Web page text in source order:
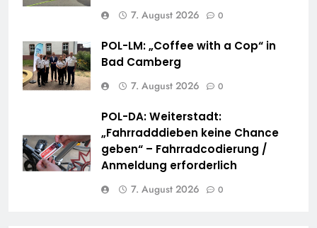
7. August 2026 0
POL-LM: „Coffee with a Cop“ in
Bad Camberg
7. August 2026 0
POL-DA: Weiterstadt:
„Fahrradddieben keine Chance
geben“ – Fahrradcodierung /
Anmeldung erforderlich
7. August 2026 0